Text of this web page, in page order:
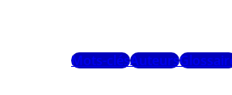
Mots-clésAuteurs